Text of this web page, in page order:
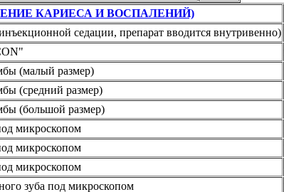
КАРИЕСА И ВОСПАЛЕНИЙ)
седации, препарат вводится внутривенно)
(малый размер)
(средний размер)
(большой размер)
микроскопом
микроскопом
микроскопом
зуба под микроскопом